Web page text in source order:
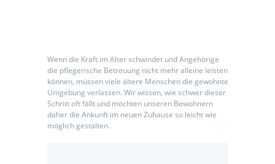
Wenn die Kraft im Alter schwindet und Angehörige
die pflegerische Betreuung nicht mehr alleine leisten
können, müssen viele ältere Menschen die gewohnte
Umgebung verlassen. Wir wissen, wie schwer dieser
Schritt oft fällt und möchten unseren Bewohnern
daher die Ankunft im neuen Zuhause so leicht wie
möglich gestalten.